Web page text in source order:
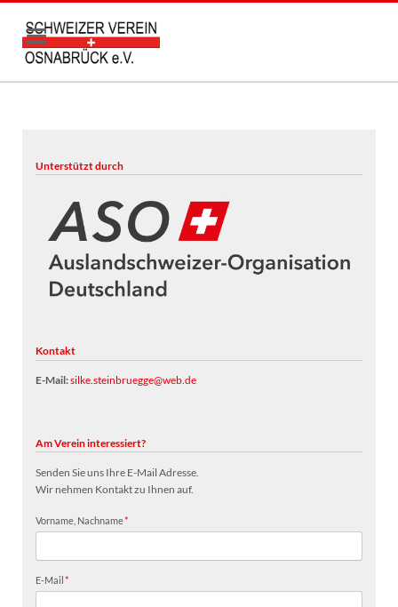
Unterstützt durch
Kontakt
E-Mail:silke.steinbruegge@web.de
Am Verein interessiert?
Senden Sie uns Ihre E-Mail Adresse.
Wir nehmen Kontakt zu Ihnen auf.
Pflichtfeld
Vorname, Nachname*
Pflichtfeld
E-Mail*